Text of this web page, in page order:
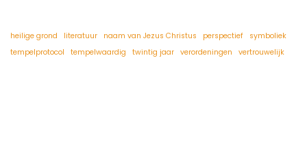
heilige grond literatuur naam van Jezus Christus perspectief
symboliek
tempelprotocol
tempelwaardig twintig jaar verordeningen vertrouwelijk